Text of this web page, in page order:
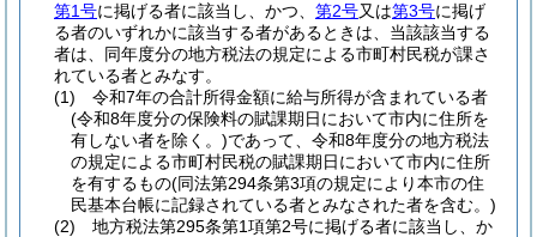
第1号に掲げる者に該当し、かつ、 第2号又は第3号に掲げ
る者のいずれかに該当する者があるときは、当該該当する
者は、同年度分の地方税法の規定による市町村民税が課さ
れている者とみなす。
(1)
令和7年の合計所得金額に給与所得が含まれている者
(令和8年度分の保険料の賦課期日において市内に住所を
有しない者を除く。)であって、令和8年度分の地方税法
の規定による市町村民税の賦課期日において市内に住所
を有するもの(同法第294条第3項の規定により本市の住
民基本台帳に記録されている者とみなされた者を含む。)
(2)
地方税法第295条第1項第2号に掲げる者に該当し、か